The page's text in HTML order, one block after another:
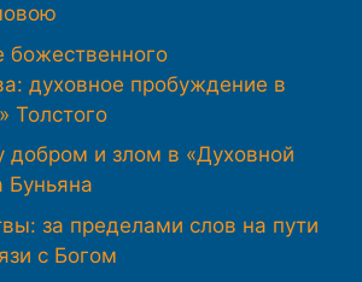
божественного
духовное пробуждение в
Толстого
добром и злом в «Духовной
Буньяна
за пределами слов на пути
с Богом